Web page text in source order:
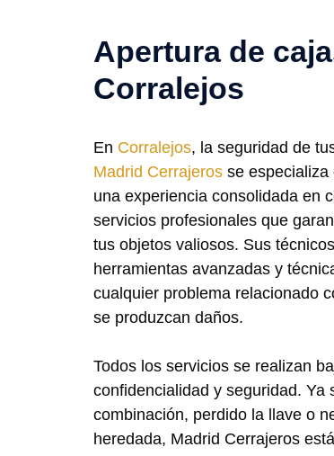
Apertura de
Corralejos
En Corralejos, la seguridad de
Madrid Cerrajeros se especializa
una experiencia consolidada en
servicios profesionales que
tus objetos valiosos. Sus
herramientas avanzadas y
cualquier problema relacionado
se produzcan daños.
Todos los servicios se realizan
confidencialidad y seguridad. Ya
combinación, perdido la llave o
heredada, Madrid Cerrajeros